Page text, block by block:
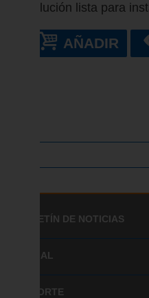
Solución lista para
AÑADIR
BOLETÍN DE NOTICIAS
SOCIAL
SOPORTE